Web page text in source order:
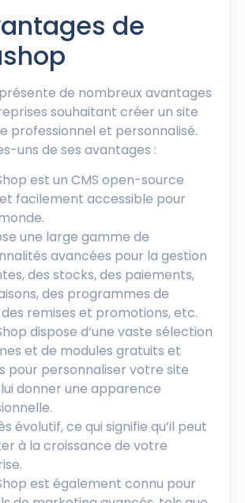
de
de nombreux avantages
souhaitant créer un site
professionnel et personnalisé.
uns de ses avantages :
est un CMS open-source
facilement accessible pour
une large gamme de
avancées pour la gestion
des stocks, des paiements,
des programmes de
remises et promotions, etc.
dispose d’une vaste sélection
et de modules gratuits et
pour personnaliser votre site
donner une apparence
évolutif, ce qui signifie qu’il peut
à la croissance de votre
est également connu pour